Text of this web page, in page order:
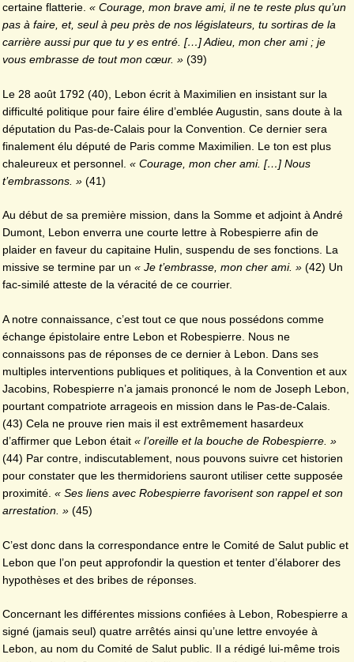
certaine flatterie. « Courage, mon brave ami, il ne te reste plus qu’un
pas à faire, et, seul à peu près de nos législateurs, tu sortiras de la
carrière aussi pur que tu y es entré. […] Adieu, mon cher ami ; je
vous embrasse de tout mon cœur. » (39)
Le 28 août 1792 (40), Lebon écrit à Maximilien en insistant sur la
difficulté politique pour faire élire d’emblée Augustin, sans doute à la
députation du Pas-de-Calais pour la Convention. Ce dernier sera
finalement élu député de Paris comme Maximilien. Le ton est plus
chaleureux et personnel. « Courage, mon cher ami. […] Nous
t’embrassons. » (41)
Au début de sa première mission, dans la Somme et adjoint à André
Dumont, Lebon enverra une courte lettre à Robespierre afin de
plaider en faveur du capitaine Hulin, suspendu de ses fonctions. La
missive se termine par un « Je t’embrasse, mon cher ami. » (42) Un
fac-similé atteste de la véracité de ce courrier.
A notre connaissance, c’est tout ce que nous possédons comme
échange épistolaire entre Lebon et Robespierre. Nous ne
connaissons pas de réponses de ce dernier à Lebon. Dans ses
multiples interventions publiques et politiques, à la Convention et aux
Jacobins, Robespierre n’a jamais prononcé le nom de Joseph Lebon,
pourtant compatriote arrageois en mission dans le Pas-de-Calais.
(43) Cela ne prouve rien mais il est extrêmement hasardeux
d’affirmer que Lebon était « l’oreille et la bouche de Robespierre. »
(44) Par contre, indiscutablement, nous pouvons suivre cet historien
pour constater que les thermidoriens sauront utiliser cette supposée
proximité. « Ses liens avec Robespierre favorisent son rappel et son
arrestation. » (45)
C’est donc dans la correspondance entre le Comité de Salut public et
Lebon que l’on peut approfondir la question et tenter d’élaborer des
hypothèses et des bribes de réponses.
Concernant les différentes missions confiées à Lebon, Robespierre a
signé (jamais seul) quatre arrêtés ainsi qu’une lettre envoyée à
Lebon, au nom du Comité de Salut public. Il a rédigé lui-même trois